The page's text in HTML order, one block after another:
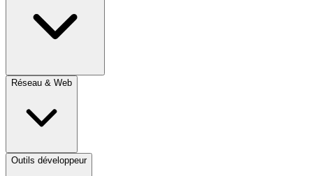
Réseau & Web
Outils développeur